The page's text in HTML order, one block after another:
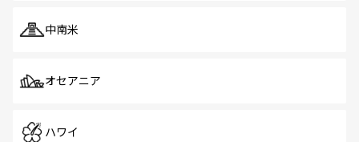
中南米
オセアニア
ハワイ